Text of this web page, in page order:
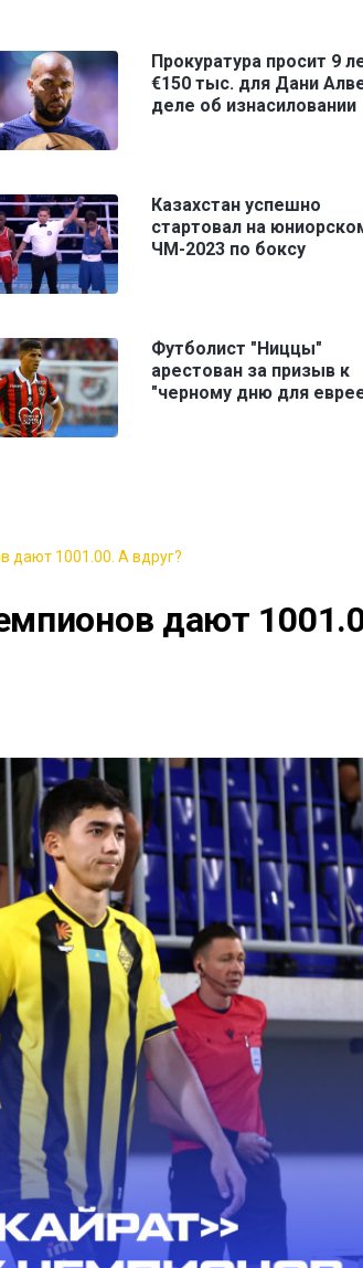
Прокуратура просит 9
€150 тыс. для Дани
деле об изнасиловании
Казахстан успешно
стартовал на
ЧМ-2023 по боксу
Футболист "Ниццы"
арестован за призыв к
"черному дню для
дают 1001.00. А вдруг?
дают